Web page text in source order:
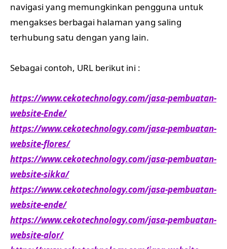
navigasi yang memungkinkan pengguna untuk
mengakses berbagai halaman yang saling
terhubung satu dengan yang lain.
Sebagai contoh, URL berikut ini :
https://www.cekotechnology.com/jasa-pembuatan-
website-Ende/
https://www.cekotechnology.com/jasa-pembuatan-
website-flores/
https://www.cekotechnology.com/jasa-pembuatan-
website-sikka/
https://www.cekotechnology.com/jasa-pembuatan-
website-ende/
https://www.cekotechnology.com/jasa-pembuatan-
website-alor/